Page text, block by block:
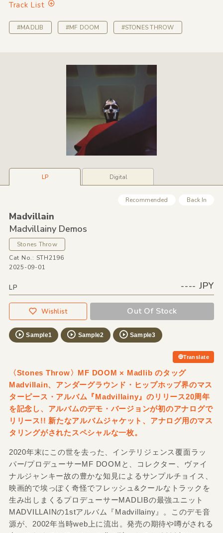
Track List
#MADLIB #MF DOOM #STONES THROW
LP Digital
Recommended Back In
Madvillain
Madvillainy Demos
Stones Throw
Cat No.: STH2196
2025-09-01
LP ---- JPY
Wishlist Out Of Stock
Sample1 Sample2 Sample3
Translate
〈Stones Throw〉MF DOOM × Madlib のタッグ
Madvillain、アンダーグラウンド・ヒップホップ界のマス
ターピース・アルバム『Madvillainy』のリリース20周年
を記念し、アルバムのデモ・バージョンが初のアナログで
リリース!! 新たなアルバムジャケット、アナログ用のマス
タリングがされたスペシャルな一枚。
2020年末にこの世を去った、インテリジェンス覆面ラッ
パー/プロデューサーMF DOOMと、コレクター、ヴァイ
ナルジャンキー故の豊かな知見によるサンプルチョイス、
映画的で埃っぽく奇怪でフレッシュ&クールなトラックを
生み出しまくるプロデューサーMADLIBの最強ユニット
MADVILLAINの1stアルバム『Madvillainy』。このデモ音
源が、2002年当時web上に流出。発売の期待や噂がされる